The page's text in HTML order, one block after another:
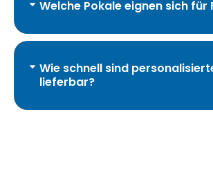
Welche Pokale eignen sich für
Wie schnell sind
lieferbar?